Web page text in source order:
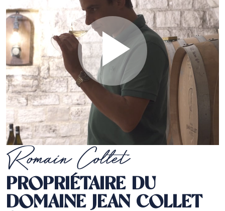
Romain Collet
PROPRIÉTAIRE DU
DOMAINE JEAN COLLET